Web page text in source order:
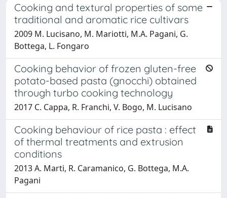
Cooking and textural properties of some
traditional and aromatic rice cultivars
2009 M. Lucisano, M. Mariotti, M.A. Pagani, G.
Bottega, L. Fongaro
Cooking behavior of frozen gluten-free
potato-based pasta (gnocchi) obtained
through turbo cooking technology
2017 C. Cappa, R. Franchi, V. Bogo, M. Lucisano
Cooking behaviour of rice pasta : effect
of thermal treatments and extrusion
conditions
2013 A. Marti, R. Caramanico, G. Bottega, M.A.
Pagani